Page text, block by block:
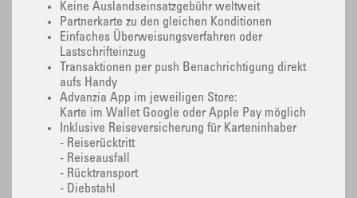
Keine Auslandseinsatzgebühr weltweit
Partnerkarte zu den gleichen Konditionen
Einfaches Überweisungsverfahren oder
Lastschrifteinzug
Transaktionen per push Benachrichtigung direkt
aufs Handy
Advanzia App im jeweiligen Store:
Karte im Wallet Google oder Apple Pay möglich
Inklusive Reiseversicherung für Karteninhaber
- Reiserücktritt
- Reiseausfall
- Rücktransport
- Diebstahl